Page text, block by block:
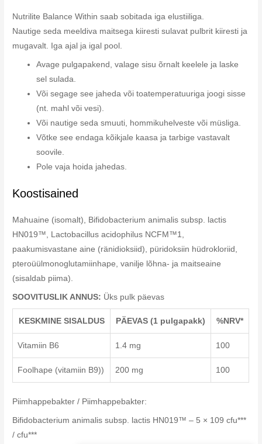
Nutrilite Balance Within saab sobitada iga elustiiliga.
Nautige seda meeldiva maitsega kiiresti sulavat pulbrit kiiresti ja
mugavalt. Iga ajal ja igal pool.
Avage pulgapakend, valage sisu õrnalt keelele ja laske
sel sulada.
Või segage see jaheda või toatemperatuuriga joogi sisse
(nt. mahl või vesi).
Või nautige seda smuuti, hommikuhelveste või müsliga.
Võtke see endaga kõikjale kaasa ja tarbige vastavalt
soovile.
Pole vaja hoida jahedas.
Koostisained
Mahuaine (isomalt), Bifidobacterium animalis subsp. lactis
HN019™, Lactobacillus acidophilus NCFM™1,
paakumisvastane aine (ränidioksiid), püridoksiin hüdrokloriid,
pteroüülmonoglutamiinhape, vanilje lõhna- ja maitseaine
(sisaldab piima).
SOOVITUSLIK ANNUS: Üks pulk päevas
KESKMINE SISALDUS PÄEVAS (1 pulgapakk) %NRV*
Vitamiin B6 1.4 mg 100
Foolhape (vitamiin B9)) 200 mg 100
Piimhappebakter / Piimhappebakter:
Bifidobacterium animalis subsp. lactis HN019™ – 5 × 109 cfu***
/ cfu***